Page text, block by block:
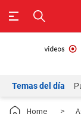
Temas del día
Home >